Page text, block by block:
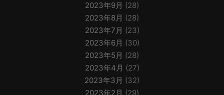
2023年9月 (28)
2023年8月 (28)
2023年7月 (23)
2023年6月 (30)
2023年5月 (28)
2023年4月 (27)
2023年3月 (32)
2023年2月 (29)